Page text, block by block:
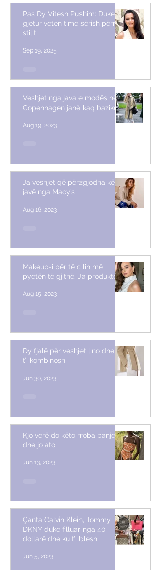
Pas Dy Vitesh Pushim: Duke
gjetur veten time sërish përmes
stilit
Sep 19, 2025
Veshjet nga java e modës në
Copenhagen janë kaq bazike
Aug 19, 2023
Ja veshjet që përzgjodha këtë
javë nga Macy’s
Aug 16, 2023
Makeup-i për të cilin më
pyetën të gjithë. Ja produktet
Aug 15, 2023
Dy fjalë për veshjet lino dhe si
t’i kombinosh
Jun 30, 2023
Kjo verë do këto rroba banje
dhe jo ato
Jun 13, 2023
Çanta Calvin Klein, Tommy,
DKNY duke filluar nga 40
dollarë dhe ku t’i blesh
Jun 5, 2023